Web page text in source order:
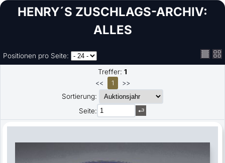
HENRY´S ZUSCHLAGS-ARCHIV:
ALLES
Positionen pro Seite:
Treffer: 1
<< 1 >>
Sortierung:
Seite: